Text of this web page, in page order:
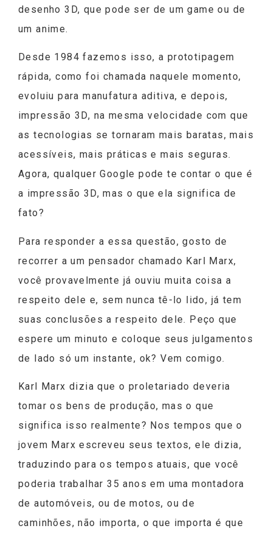
desenho 3D, que pode ser de um game ou de
um anime.
Desde 1984 fazemos isso, a prototipagem
rápida, como foi chamada naquele momento,
evoluiu para manufatura aditiva, e depois,
impressão 3D, na mesma velocidade com que
as tecnologias se tornaram mais baratas, mais
acessíveis, mais práticas e mais seguras.
Agora, qualquer Google pode te contar o que é
a impressão 3D, mas o que ela significa de
fato?
Para responder a essa questão, gosto de
recorrer a um pensador chamado Karl Marx,
você provavelmente já ouviu muita coisa a
respeito dele e, sem nunca tê-lo lido, já tem
suas conclusões a respeito dele. Peço que
espere um minuto e coloque seus julgamentos
de lado só um instante, ok? Vem comigo.
Karl Marx dizia que o proletariado deveria
tomar os bens de produção, mas o que
significa isso realmente? Nos tempos que o
jovem Marx escreveu seus textos, ele dizia,
traduzindo para os tempos atuais, que você
poderia trabalhar 35 anos em uma montadora
de automóveis, ou de motos, ou de
caminhões, não importa, o que importa é que